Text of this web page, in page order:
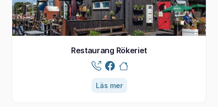
Restaurang Rökeriet
Läs mer